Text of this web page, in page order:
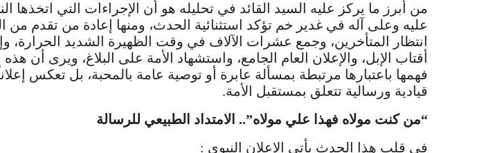
من أبرز ما يركز عليه السيد القائد في تحليله هو أن الإجراءات التي اتخذها
عليه وعلى آله في غدير خم تؤكد استثنائية الحدث، ومنها إعادة من تقدم من
انتظار المتأخرين، وجمع عشرات الآلاف في وقت الظهيرة الشديد الحرارة،
أقتاب الإبل، والإعلان العام الجامع، واستشهاد الأمة على البلاغ، ويرى أن هذه
فهمها باعتبارها مرتبطة بمسألة عابرة أو توصية عامة بالمحبة، بل تعكس
قيادية ورسالية تتعلق بمستقبل الأمة.
“من كنت مولاه فهذا علي مولاه”.. الامتداد الطبيعي للرسالة
في قلب هذا الحدث يأتي الإعلان النبوي :